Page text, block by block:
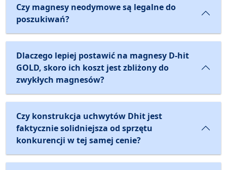
Czy magnesy neodymowe są legalne do
poszukiwań?
Dlaczego lepiej postawić na magnesy D-hit
GOLD, skoro ich koszt jest zbliżony do
zwykłych magnesów?
Czy konstrukcja uchwytów Dhit jest
faktycznie solidniejsza od sprzętu
konkurencji w tej samej cenie?